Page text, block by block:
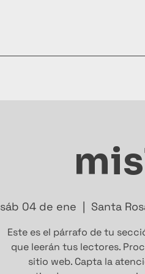
sáb 04 de ene
  |
Santa
Este es el párrafo de tu
que leerán tus lectores.
sitio web. Capta la